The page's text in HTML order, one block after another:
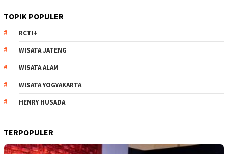
TOPIK POPULER
RCTI+
WISATA JATENG
WISATA ALAM
WISATA YOGYAKARTA
HENRY HUSADA
TERPOPULER